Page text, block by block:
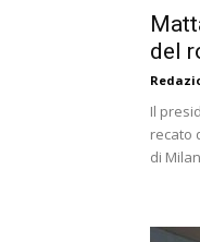
del
Il
recato
di